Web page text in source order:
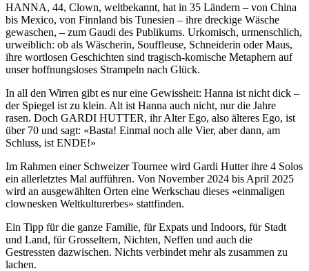
HANNA, 44, Clown, weltbekannt, hat in 35 Ländern – von China
bis Mexico, von Finnland bis Tunesien – ihre dreckige Wäsche
gewaschen, – zum Gaudi des Publikums. Urkomisch, urmenschlich,
urweiblich: ob als Wäscherin, Souffleuse, Schneiderin oder Maus,
ihre wortlosen Geschichten sind tragisch-komische Metaphern auf
unser hoffnungsloses Strampeln nach Glück.
In all den Wirren gibt es nur eine Gewissheit: Hanna ist nicht dick –
der Spiegel ist zu klein. Alt ist Hanna auch nicht, nur die Jahre
rasen. Doch GARDI HUTTER, ihr Alter Ego, also älteres Ego, ist
über 70 und sagt: «Basta! Einmal noch alle Vier, aber dann, am
Schluss, ist ENDE!»
Im Rahmen einer Schweizer Tournee wird Gardi Hutter ihre 4 Solos
ein allerletztes Mal aufführen. Von November 2024 bis April 2025
wird an ausgewählten Orten eine Werkschau dieses «einmaligen
clownesken Weltkulturerbes» stattfinden.
Ein Tipp für die ganze Familie, für Expats und Indoors, für Stadt
und Land, für Grosseltern, Nichten, Neffen und auch die
Gestressten dazwischen. Nichts verbindet mehr als zusammen zu
lachen.